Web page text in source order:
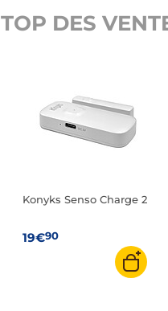
TOP DES
Konyks Senso Charge 2
19€90